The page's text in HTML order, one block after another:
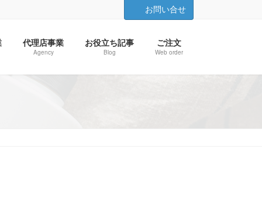
お問い合せ
代理店事業
Agency
お役立ち記事
Blog
ご注文
Web order